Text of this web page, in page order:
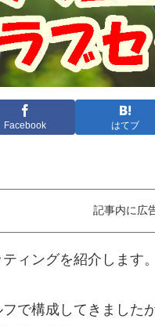
Facebook はてブ
記事内に広
ィングを紹介します
で構成してきました